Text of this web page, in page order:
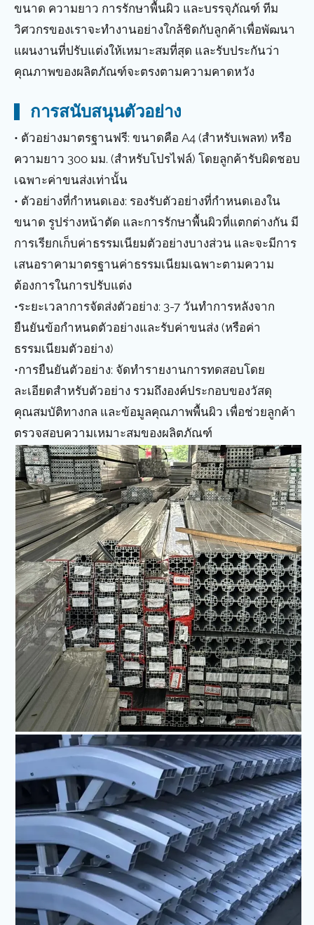
ขนาด ความยาว การรักษาพื้นผิว และบรรจุภัณฑ์ ทีม
วิศวกรของเราจะทำงานอย่างใกล้ชิดกับลูกค้าเพื่อพัฒนา
แผนงานที่ปรับแต่งให้เหมาะสมที่สุด และรับประกันว่า
คุณภาพของผลิตภัณฑ์จะตรงตามความคาดหวัง
การสนับสนุนตัวอย่าง
• ตัวอย่างมาตรฐานฟรี: ขนาดคือ A4 (สำหรับเพลท) หรือ
ความยาว 300 มม. (สำหรับโปรไฟล์) โดยลูกค้ารับผิดชอบ
เฉพาะค่าขนส่งเท่านั้น
• ตัวอย่างที่กำหนดเอง: รองรับตัวอย่างที่กำหนดเองใน
ขนาด รูปร่างหน้าตัด และการรักษาพื้นผิวที่แตกต่างกัน มี
การเรียกเก็บค่าธรรมเนียมตัวอย่างบางส่วน และจะมีการ
เสนอราคามาตรฐานค่าธรรมเนียมเฉพาะตามความ
ต้องการในการปรับแต่ง
•ระยะเวลาการจัดส่งตัวอย่าง: 3-7 วันทำการหลังจาก
ยืนยันข้อกำหนดตัวอย่างและรับค่าขนส่ง (หรือค่า
ธรรมเนียมตัวอย่าง)
•การยืนยันตัวอย่าง: จัดทำรายงานการทดสอบโดย
ละเอียดสำหรับตัวอย่าง รวมถึงองค์ประกอบของวัสดุ
คุณสมบัติทางกล และข้อมูลคุณภาพพื้นผิว เพื่อช่วยลูกค้า
ตรวจสอบความเหมาะสมของผลิตภัณฑ์